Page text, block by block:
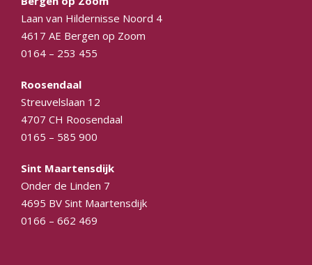
Laan van Hildernisse Noord 4
4617 AE Bergen op Zoom
0164 – 253 455
Roosendaal
Streuvelslaan 12
4707 CH Roosendaal
0165 – 585 900
Sint Maartensdijk
Onder de Linden 7
4695 BV Sint Maartensdijk
0166 – 662 469